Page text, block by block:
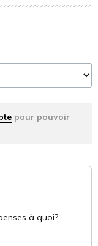
pour pouvoir
à quoi?